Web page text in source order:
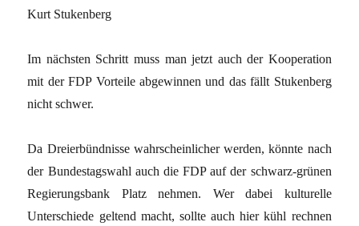
Kurt Stukenberg
Im nächsten Schritt muss man jetzt auch der Kooperation
mit der FDP Vorteile abgewinnen und das fällt Stukenberg
nicht schwer.
Da Dreierbündnisse wahrscheinlicher werden, könnte nach
der Bundestagswahl auch die FDP auf der schwarz-grünen
Regierungsbank Platz nehmen. Wer dabei kulturelle
Unterschiede geltend macht, sollte auch hier kühl rechnen